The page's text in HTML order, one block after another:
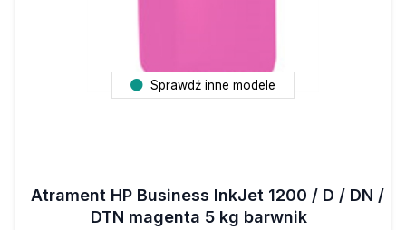
Sprawdź inne modele
Atrament HP Business InkJet 1200 / D / DN /
DTN magenta 5 kg barwnik